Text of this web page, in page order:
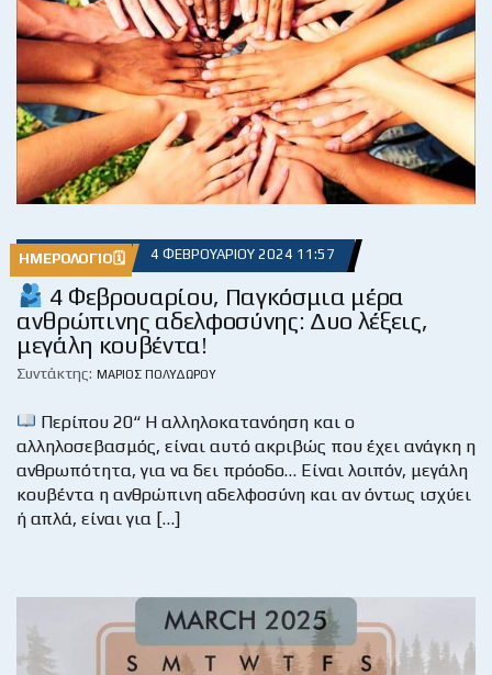
ΗΜΕΡΟΛΌΓΙΟ🗓 4 ΦΕΒΡΟΥΑΡΊΟΥ 2024 11:57
4 Φεβρουαρίου, Παγκόσμια μέρα
ανθρώπινης αδελφοσύνης: Δυο λέξεις,
μεγάλη κουβέντα!
Συντάκτης: ΜΆΡΙΟΣ ΠΟΛΥΔΏΡΟΥ
Περίπου 20“ Η αλληλοκατανόηση και ο
αλληλοσεβασμός, είναι αυτό ακριβώς που έχει ανάγκη η
ανθρωπότητα, για να δει πρόοδο… Είναι λοιπόν, μεγάλη
κουβέντα η ανθρώπινη αδελφοσύνη και αν όντως ισχύει
ή απλά, είναι για […]